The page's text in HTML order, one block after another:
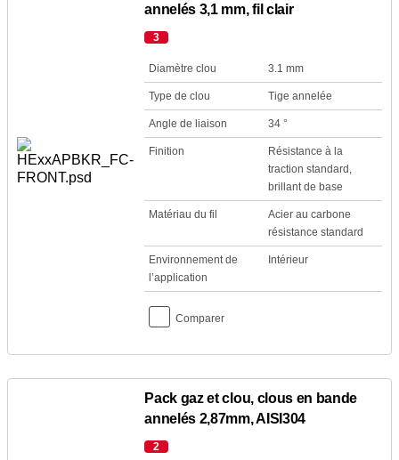
annelés 3,1 mm, fil clair
3
Diamètre clou 3.1 mm
Type de clou Tige annelée
Angle de liaison 34 °
Finition
Résistance à la
traction standard,
brillant de base
Matériau du fil
Acier au carbone
résistance standard
Environnement de
l’application
Intérieur
Comparer
Pack gaz et clou, clous en bande
annelés 2,87mm, AISI304
2